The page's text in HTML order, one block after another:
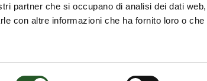
partner che si occupano di analisi dei dati
con altre informazioni che ha fornito loro o
Carrello